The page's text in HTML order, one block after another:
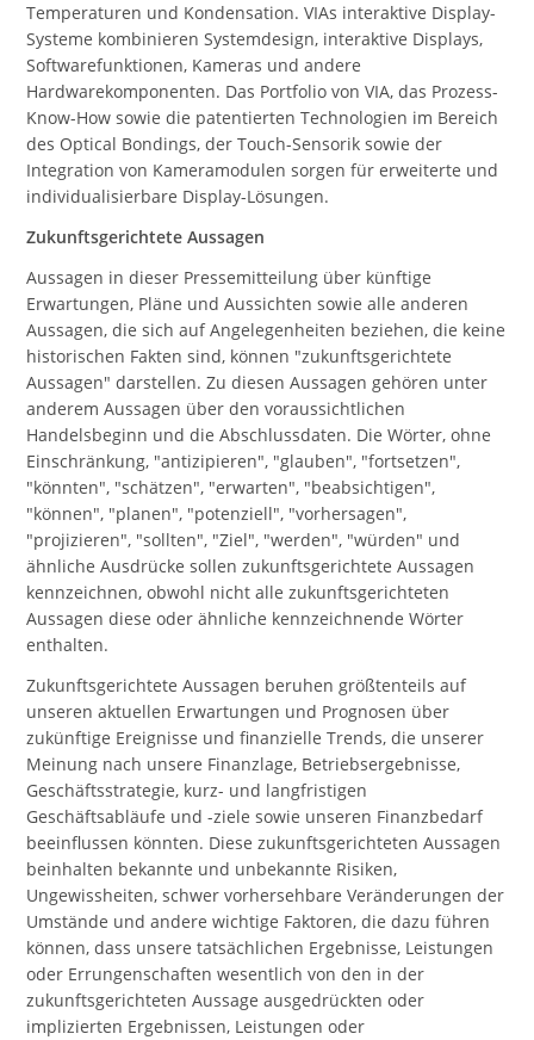
Temperaturen und Kondensation. VIAs interaktive Display-
Systeme kombinieren Systemdesign, interaktive Displays,
Softwarefunktionen, Kameras und andere
Hardwarekomponenten. Das Portfolio von VIA, das Prozess-
Know-How sowie die patentierten Technologien im Bereich
des Optical Bondings, der Touch-Sensorik sowie der
Integration von Kameramodulen sorgen für erweiterte und
individualisierbare Display-Lösungen.
Zukunftsgerichtete Aussagen
Aussagen in dieser Pressemitteilung über künftige
Erwartungen, Pläne und Aussichten sowie alle anderen
Aussagen, die sich auf Angelegenheiten beziehen, die keine
historischen Fakten sind, können "zukunftsgerichtete
Aussagen" darstellen. Zu diesen Aussagen gehören unter
anderem Aussagen über den voraussichtlichen
Handelsbeginn und die Abschlussdaten. Die Wörter, ohne
Einschränkung, "antizipieren", "glauben", "fortsetzen",
"könnten", "schätzen", "erwarten", "beabsichtigen",
"können", "planen", "potenziell", "vorhersagen",
"projizieren", "sollten", "Ziel", "werden", "würden" und
ähnliche Ausdrücke sollen zukunftsgerichtete Aussagen
kennzeichnen, obwohl nicht alle zukunftsgerichteten
Aussagen diese oder ähnliche kennzeichnende Wörter
enthalten.
Zukunftsgerichtete Aussagen beruhen größtenteils auf
unseren aktuellen Erwartungen und Prognosen über
zukünftige Ereignisse und finanzielle Trends, die unserer
Meinung nach unsere Finanzlage, Betriebsergebnisse,
Geschäftsstrategie, kurz- und langfristigen
Geschäftsabläufe und -ziele sowie unseren Finanzbedarf
beeinflussen könnten. Diese zukunftsgerichteten Aussagen
beinhalten bekannte und unbekannte Risiken,
Ungewissheiten, schwer vorhersehbare Veränderungen der
Umstände und andere wichtige Faktoren, die dazu führen
können, dass unsere tatsächlichen Ergebnisse, Leistungen
oder Errungenschaften wesentlich von den in der
zukunftsgerichteten Aussage ausgedrückten oder
implizierten Ergebnissen, Leistungen oder